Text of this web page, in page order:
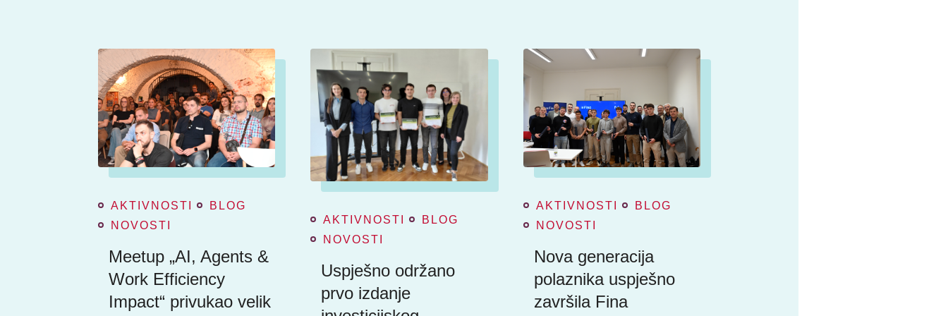
AKTIVNOSTI
BLOG
NOVOSTI
Meetup „AI, Agents &
Work Efficiency
Impact“ privukao velik
AKTIVNOSTI
BLOG
NOVOSTI
Uspješno održano
prvo izdanje
AKTIVNOSTI
BLOG
NOVOSTI
Nova generacija
polaznika uspješno
završila Fina